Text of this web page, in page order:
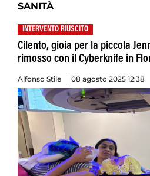
SANITÀ
INTERVENTO RIUSCITO
Cilento, gioia per la piccola
rimosso con il Cyberknife in
Alfonso Stile 08 agosto 2025 12:38